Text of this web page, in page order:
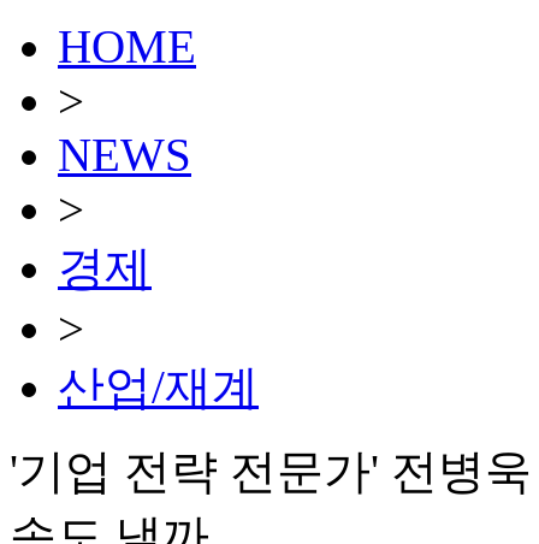
HOME
>
NEWS
>
경제
>
산업/재계
'기업 전략 전문가' 전병